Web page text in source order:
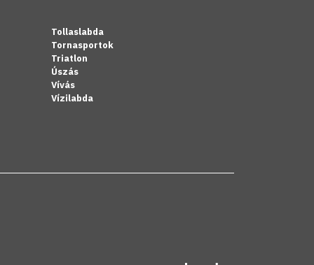
Tollaslabda
Tornasportok
Triatlon
Úszás
Vívás
Vízilabda